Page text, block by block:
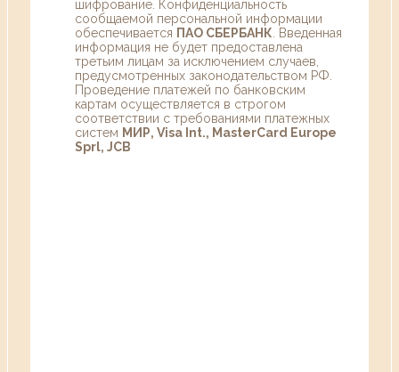
шифрование. Конфиденциальность
сообщаемой персональной информации
обеспечивается ПАО СБЕРБАНК . Введенная
информация не будет предоставлена
третьим лицам за исключением случаев,
предусмотренных законодательством РФ.
Проведение платежей по банковским
картам осуществляется в строгом
соответствии с требованиями платежных
систем МИР, Visa Int., MasterCard Europe
Sprl, JCB